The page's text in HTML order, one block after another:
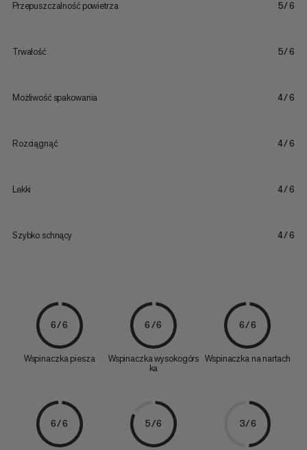
Przepuszczalność powietrza 5/6
Trwałość 5/6
Możliwość spakowania 4/6
Rozciągnąć 4/6
Lekki 4/6
Szybko schnący 4/6
6/6
Wspinaczka piesza
6/6
Wspinaczka wysokogórs
ka
6/6
Wspinaczka na nartach
6/6 5/6 3/6